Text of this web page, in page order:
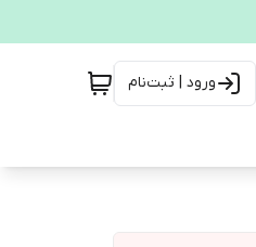
ورود | ثبت‌نام